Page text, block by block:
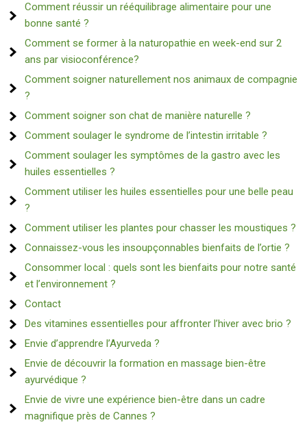
Comment réussir un rééquilibrage alimentaire pour une
bonne santé ?
Comment se former à la naturopathie en week-end sur 2
ans par visioconférence?
Comment soigner naturellement nos animaux de compagnie
?
Comment soigner son chat de manière naturelle ?
Comment soulager le syndrome de l’intestin irritable ?
Comment soulager les symptômes de la gastro avec les
huiles essentielles ?
Comment utiliser les huiles essentielles pour une belle peau
?
Comment utiliser les plantes pour chasser les moustiques ?
Connaissez-vous les insoupçonnables bienfaits de l’ortie ?
Consommer local : quels sont les bienfaits pour notre santé
et l’environnement ?
Contact
Des vitamines essentielles pour affronter l’hiver avec brio ?
Envie d’apprendre l’Ayurveda ?
Envie de découvrir la formation en massage bien-être
ayurvédique ?
Envie de vivre une expérience bien-être dans un cadre
magnifique près de Cannes ?